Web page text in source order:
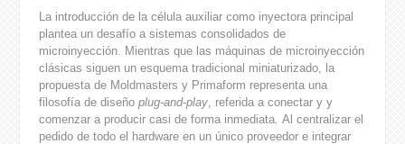
La introducción de la célula auxiliar como inyectora principal
plantea un desafío a sistemas consolidados de
microinyección. Mientras que las máquinas de microinyección
clásicas siguen un esquema tradicional miniaturizado, la
propuesta de Moldmasters y Primaform representa una
filosofía de diseño plug-and-play, referida a conectar y y
comenzar a producir casi de forma inmediata. Al centralizar el
pedido de todo el hardware en un único proveedor e integrar